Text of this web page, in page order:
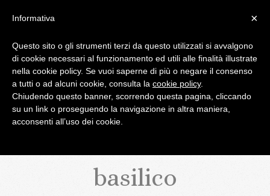
IL BLOG DI PALATIFINI.IT
MENU
basilico
×
Informativa
Questo sito o gli strumenti terzi da questo utilizzati si avvalgono
di cookie necessari al funzionamento ed utili alle finalità illustrate
nella cookie policy. Se vuoi saperne di più o negare il consenso
a tutti o ad alcuni cookie, consulta la cookie policy.
Chiudendo questo banner, scorrendo questa pagina, cliccando
su un link o proseguendo la navigazione in altra maniera,
acconsenti all’uso dei cookie.